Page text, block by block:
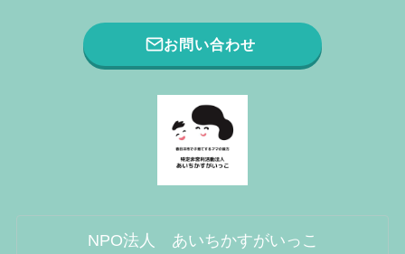
お問い合わせ
NPO法人 あいちかすがいっこ